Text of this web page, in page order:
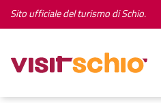
Sito ufficiale del turismo di Schio.